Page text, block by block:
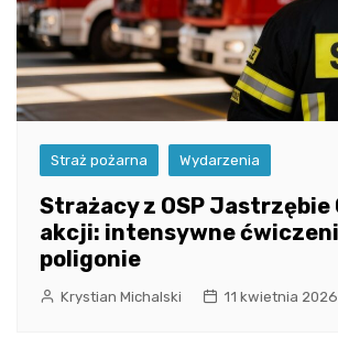
Straż pożarna Wydarzenia
Strażacy z OSP Jastrzębie
akcji: intensywne
poligonie
Krystian Michalski 11 kwietnia 2026